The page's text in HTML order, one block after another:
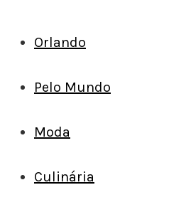
Orlando
Pelo Mundo
Moda
Culinária